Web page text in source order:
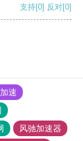
支持[0] 反对[0]
速
风驰加速器